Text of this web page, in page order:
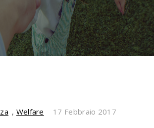
, Welfare 17 Febbraio 2017